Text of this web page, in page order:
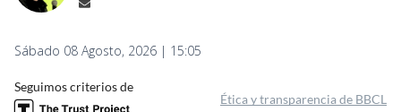
Sábado 08 Agosto, 2026 | 15:05
Seguimos criterios de
Ética y transparencia de BBCL